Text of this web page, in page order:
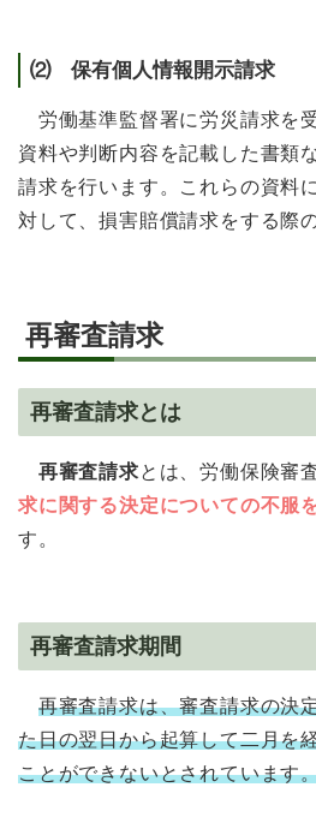
⑵ 保有個人情報開示請求
労働基準監督署に労災請求を
資料や判断内容を記載した書類
請求を行います。これらの資料
対して、損害賠償請求をする際
再審査請求
再審査請求とは
再審査請求とは、労働保険審
求に関する決定についての不服
す。
再審査請求期間
再審査請求は、審査請求の決
た日の翌日から起算して二月を
ことができないとされています